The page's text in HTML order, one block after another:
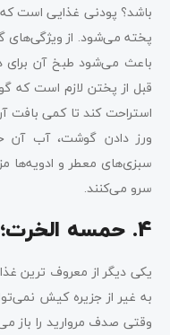
باشد؟ پودنی غذایی است
پخته می‌شود. از
باعث می‌شود طبخ آن برای
قبل از پختن لازم است که
استراحت کند تا کمی بافت
ورز دادن گوشت، آب آن
سبزی‌های معطر و ادویه‌ها
سرو می‌کنند.
4. حمسه الخرت؛ طعمی از دل صدف!
یکی دیگر از معروف ترین
به غیر از جزیره کیش
وقتی صدف مروارید را باز